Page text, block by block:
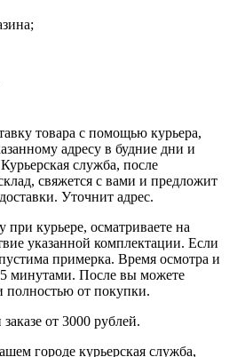
товара с помощью курьера,
адресу в будние дни и
служба, после
свяжется с вами и предложит
Уточнит адрес.
курьере, осматриваете на
указанной комплектации. Если
примерка. Время осмотра и
минутами. После вы можете
полностью от покупки.
от 3000 рублей.
городе курьерская служба,